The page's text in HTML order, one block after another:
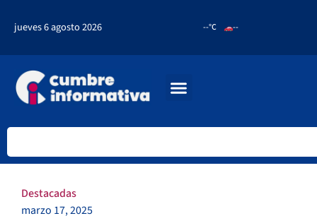
jueves 6 agosto 2026 --°C --
Destacadas
marzo 17, 2025